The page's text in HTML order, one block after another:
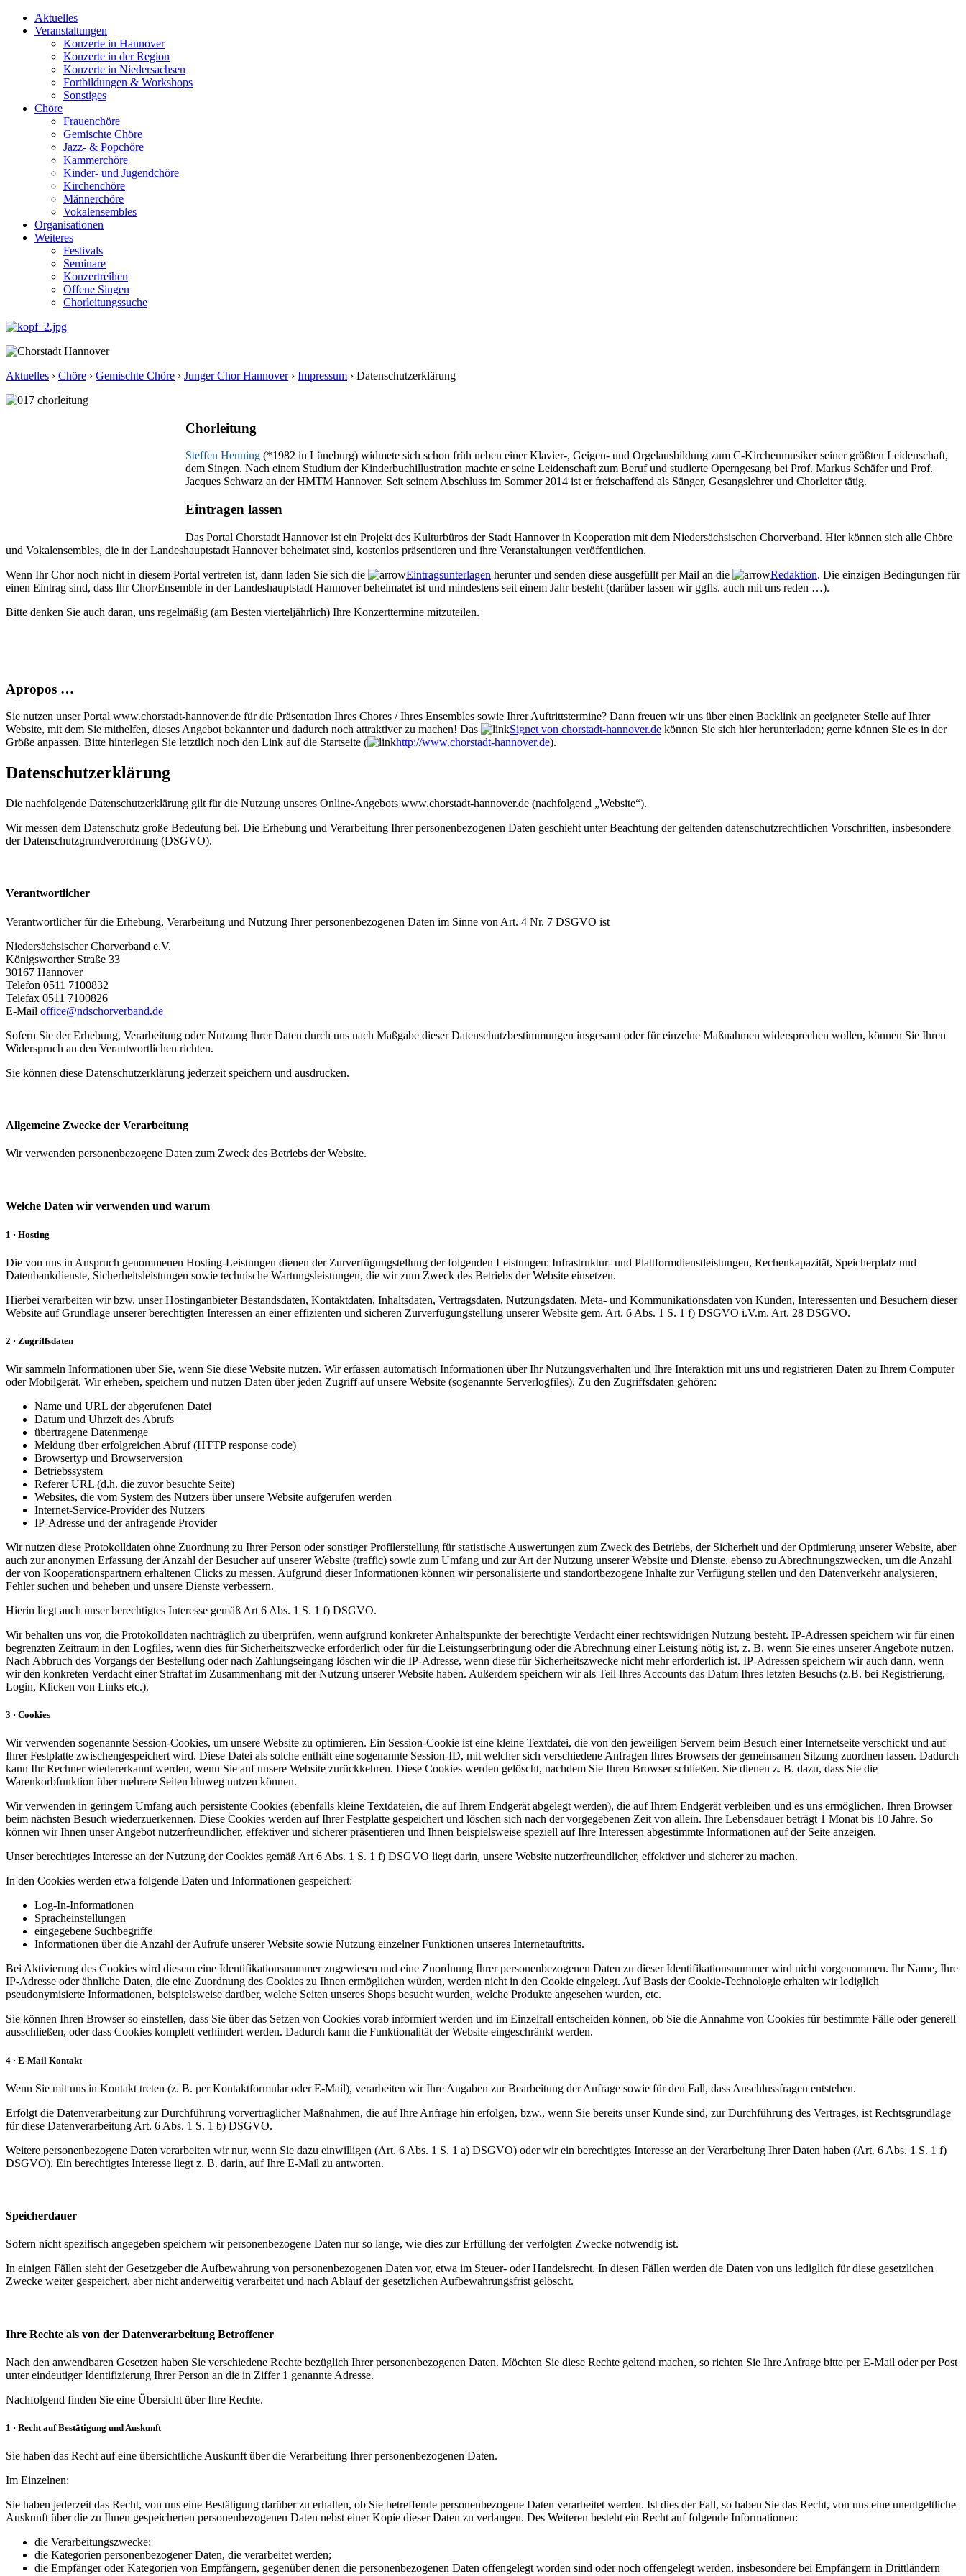
Aktuelles
Veranstaltungen
Konzerte in Hannover
Konzerte in der Region
Konzerte in Niedersachsen
Fortbildungen & Workshops
Sonstiges
Chöre
Frauenchöre
Gemischte Chöre
Jazz- & Popchöre
Kammerchöre
Kinder- und Jugendchöre
Kirchenchöre
Männerchöre
Vokalensembles
Organisationen
Weiteres
Festivals
Seminare
Konzertreihen
Offene Singen
Chorleitungssuche
Aktuelles › Chöre › Gemischte Chöre › Junger Chor Hannover› Impressum › Datenschutzerklärung
Chorleitung
Steffen Henning (*1982 in Lüneburg) widmete sich schon früh neben einer Klavier-, Geigen- und Orgelausbildung zum C-Kirchenmusiker seiner größten Leidenschaft,
dem Singen. Nach einem Studium der Kinderbuchillustration machte er seine Leidenschaft zum Beruf und studierte Operngesang bei Prof. Markus Schäfer und Prof.
Jacques Schwarz an der HMTM Hannover. Seit seinem Abschluss im Sommer 2014 ist er freischaffend als Sänger, Gesangslehrer und Chorleiter tätig.
Eintragen lassen
Das Portal Chorstadt Hannover ist ein Projekt des Kulturbüros der Stadt Hannover in Kooperation mit dem Niedersächsischen Chorverband. Hier können sich alle Chöre
und Vokalensembles, die in der Landeshauptstadt Hannover beheimatet sind, kostenlos präsentieren und ihre Veranstaltungen veröffentlichen.
Wenn Ihr Chor noch nicht in diesem Portal vertreten ist, dann laden Sie sich die
Eintragsunterlagen herunter und senden diese ausgefüllt per Mail an die Redaktion. Die einzigen Bedingungen für
einen Eintrag sind, dass Ihr Chor/Ensemble in der Landeshauptstadt Hannover beheimatet ist und mindestens seit einem Jahr besteht (darüber lassen wir ggfls. auch mit uns reden …).
Bitte denken Sie auch daran, uns regelmäßig (am Besten vierteljährlich) Ihre Konzerttermine mitzuteilen.
Apropos …
Sie nutzen unser Portal www.chorstadt-hannover.de für die Präsentation Ihres Chores / Ihres Ensembles sowie Ihrer Auftrittstermine? Dann freuen wir uns über einen Backlink an geeigneter Stelle auf Ihrer
Website, mit dem Sie mithelfen, dieses Angebot bekannter und dadurch noch attraktiver zu machen! Das
Signet von chorstadt-hannover.de können Sie sich hier herunterladen; gerne können Sie es in der
Größe anpassen. Bitte hinterlegen Sie letztlich noch den Link auf die Startseite (
http://www.chorstadt-hannover.de).
Datenschutzerklärung
Die nachfolgende Datenschutzerklärung gilt für die Nutzung unseres Online-Angebots www.chorstadt-hannover.de (nachfolgend „Website“).
Wir messen dem Datenschutz große Bedeutung bei. Die Erhebung und Verarbeitung Ihrer personenbezogenen Daten geschieht unter Beachtung der geltenden datenschutzrechtlichen Vorschriften, insbesondere
der Datenschutzgrundverordnung (DSGVO).
Verantwortlicher
Verantwortlicher für die Erhebung, Verarbeitung und Nutzung Ihrer personenbezogenen Daten im Sinne von Art. 4 Nr. 7 DSGVO ist
Niedersächsischer Chorverband e.V.
Königsworther Straße 33
30167 Hannover
Telefon 0511 7100832
Telefax 0511 7100826
E-Mail office@ndschorverband.de
Sofern Sie der Erhebung, Verarbeitung oder Nutzung Ihrer Daten durch uns nach Maßgabe dieser Datenschutzbestimmungen insgesamt oder für einzelne Maßnahmen widersprechen wollen, können Sie Ihren
Widerspruch an den Verantwortlichen richten.
Sie können diese Datenschutzerklärung jederzeit speichern und ausdrucken.
Allgemeine Zwecke der Verarbeitung
Wir verwenden personenbezogene Daten zum Zweck des Betriebs der Website.
Welche Daten wir verwenden und warum
1 · Hosting
Die von uns in Anspruch genommenen Hosting-Leistungen dienen der Zurverfügungstellung der folgenden Leistungen: Infrastruktur- und Plattformdienstleistungen, Rechenkapazität, Speicherplatz und
Datenbankdienste, Sicherheitsleistungen sowie technische Wartungsleistungen, die wir zum Zweck des Betriebs der Website einsetzen.
Hierbei verarbeiten wir bzw. unser Hostinganbieter Bestandsdaten, Kontaktdaten, Inhaltsdaten, Vertragsdaten, Nutzungsdaten, Meta- und Kommunikationsdaten von Kunden, Interessenten und Besuchern dieser
Website auf Grundlage unserer berechtigten Interessen an einer effizienten und sicheren Zurverfügungstellung unserer Website gem. Art. 6 Abs. 1 S. 1 f) DSGVO i.V.m. Art. 28 DSGVO.
2 · Zugriffsdaten
Wir sammeln Informationen über Sie, wenn Sie diese Website nutzen. Wir erfassen automatisch Informationen über Ihr Nutzungsverhalten und Ihre Interaktion mit uns und registrieren Daten zu Ihrem Computer
oder Mobilgerät. Wir erheben, speichern und nutzen Daten über jeden Zugriff auf unsere Website (sogenannte Serverlogfiles). Zu den Zugriffsdaten gehören:
Name und URL der abgerufenen Datei
Datum und Uhrzeit des Abrufs
übertragene Datenmenge
Meldung über erfolgreichen Abruf (HTTP response code)
Browsertyp und Browserversion
Betriebssystem
Referer URL (d.h. die zuvor besuchte Seite)
Websites, die vom System des Nutzers über unsere Website aufgerufen werden
Internet-Service-Provider des Nutzers
IP-Adresse und der anfragende Provider
Wir nutzen diese Protokolldaten ohne Zuordnung zu Ihrer Person oder sonstiger Profilerstellung für statistische Auswertungen zum Zweck des Betriebs, der Sicherheit und der Optimierung unserer Website, aber
auch zur anonymen Erfassung der Anzahl der Besucher auf unserer Website (traffic) sowie zum Umfang und zur Art der Nutzung unserer Website und Dienste, ebenso zu Abrechnungszwecken, um die Anzahl
der von Kooperationspartnern erhaltenen Clicks zu messen. Aufgrund dieser Informationen können wir personalisierte und standortbezogene Inhalte zur Verfügung stellen und den Datenverkehr analysieren,
Fehler suchen und beheben und unsere Dienste verbessern.
Hierin liegt auch unser berechtigtes Interesse gemäß Art 6 Abs. 1 S. 1 f) DSGVO.
Wir behalten uns vor, die Protokolldaten nachträglich zu überprüfen, wenn aufgrund konkreter Anhaltspunkte der berechtigte Verdacht einer rechtswidrigen Nutzung besteht. IP-Adressen speichern wir für einen
begrenzten Zeitraum in den Logfiles, wenn dies für Sicherheitszwecke erforderlich oder für die Leistungserbringung oder die Abrechnung einer Leistung nötig ist, z. B. wenn Sie eines unserer Angebote nutzen.
Nach Abbruch des Vorgangs der Bestellung oder nach Zahlungseingang löschen wir die IP-Adresse, wenn diese für Sicherheitszwecke nicht mehr erforderlich ist. IP-Adressen speichern wir auch dann, wenn
wir den konkreten Verdacht einer Straftat im Zusammenhang mit der Nutzung unserer Website haben. Außerdem speichern wir als Teil Ihres Accounts das Datum Ihres letzten Besuchs (z.B. bei Registrierung,
Login, Klicken von Links etc.).
3 · Cookies
Wir verwenden sogenannte Session-Cookies, um unsere Website zu optimieren. Ein Session-Cookie ist eine kleine Textdatei, die von den jeweiligen Servern beim Besuch einer Internetseite verschickt und auf
Ihrer Festplatte zwischengespeichert wird. Diese Datei als solche enthält eine sogenannte Session-ID, mit welcher sich verschiedene Anfragen Ihres Browsers der gemeinsamen Sitzung zuordnen lassen. Dadurch
kann Ihr Rechner wiedererkannt werden, wenn Sie auf unsere Website zurückkehren. Diese Cookies werden gelöscht, nachdem Sie Ihren Browser schließen. Sie dienen z. B. dazu, dass Sie die
Warenkorbfunktion über mehrere Seiten hinweg nutzen können.
Wir verwenden in geringem Umfang auch persistente Cookies (ebenfalls kleine Textdateien, die auf Ihrem Endgerät abgelegt werden), die auf Ihrem Endgerät verbleiben und es uns ermöglichen, Ihren Browser
beim nächsten Besuch wiederzuerkennen. Diese Cookies werden auf Ihrer Festplatte gespeichert und löschen sich nach der vorgegebenen Zeit von allein. Ihre Lebensdauer beträgt 1 Monat bis 10 Jahre. So
können wir Ihnen unser Angebot nutzerfreundlicher, effektiver und sicherer präsentieren und Ihnen beispielsweise speziell auf Ihre Interessen abgestimmte Informationen auf der Seite anzeigen.
Unser berechtigtes Interesse an der Nutzung der Cookies gemäß Art 6 Abs. 1 S. 1 f) DSGVO liegt darin, unsere Website nutzerfreundlicher, effektiver und sicherer zu machen.
In den Cookies werden etwa folgende Daten und Informationen gespeichert:
Log-In-Informationen
Spracheinstellungen
eingegebene Suchbegriffe
Informationen über die Anzahl der Aufrufe unserer Website sowie Nutzung einzelner Funktionen unseres Internetauftritts.
Bei Aktivierung des Cookies wird diesem eine Identifikationsnummer zugewiesen und eine Zuordnung Ihrer personenbezogenen Daten zu dieser Identifikationsnummer wird nicht vorgenommen. Ihr Name, Ihre
IP-Adresse oder ähnliche Daten, die eine Zuordnung des Cookies zu Ihnen ermöglichen würden, werden nicht in den Cookie eingelegt. Auf Basis der Cookie-Technologie erhalten wir lediglich
pseudonymisierte Informationen, beispielsweise darüber, welche Seiten unseres Shops besucht wurden, welche Produkte angesehen wurden, etc.
Sie können Ihren Browser so einstellen, dass Sie über das Setzen von Cookies vorab informiert werden und im Einzelfall entscheiden können, ob Sie die Annahme von Cookies für bestimmte Fälle oder generell
ausschließen, oder dass Cookies komplett verhindert werden. Dadurch kann die Funktionalität der Website eingeschränkt werden.
4 · E-Mail Kontakt
Wenn Sie mit uns in Kontakt treten (z. B. per Kontaktformular oder E-Mail), verarbeiten wir Ihre Angaben zur Bearbeitung der Anfrage sowie für den Fall, dass Anschlussfragen entstehen.
Erfolgt die Datenverarbeitung zur Durchführung vorvertraglicher Maßnahmen, die auf Ihre Anfrage hin erfolgen, bzw., wenn Sie bereits unser Kunde sind, zur Durchführung des Vertrages, ist Rechtsgrundlage
für diese Datenverarbeitung Art. 6 Abs. 1 S. 1 b) DSGVO.
Weitere personenbezogene Daten verarbeiten wir nur, wenn Sie dazu einwilligen (Art. 6 Abs. 1 S. 1 a) DSGVO) oder wir ein berechtigtes Interesse an der Verarbeitung Ihrer Daten haben (Art. 6 Abs. 1 S. 1 f)
DSGVO). Ein berechtigtes Interesse liegt z. B. darin, auf Ihre E-Mail zu antworten.
Speicherdauer
Sofern nicht spezifisch angegeben speichern wir personenbezogene Daten nur so lange, wie dies zur Erfüllung der verfolgten Zwecke notwendig ist.
In einigen Fällen sieht der Gesetzgeber die Aufbewahrung von personenbezogenen Daten vor, etwa im Steuer- oder Handelsrecht. In diesen Fällen werden die Daten von uns lediglich für diese gesetzlichen
Zwecke weiter gespeichert, aber nicht anderweitig verarbeitet und nach Ablauf der gesetzlichen Aufbewahrungsfrist gelöscht.
Ihre Rechte als von der Datenverarbeitung Betroffener
Nach den anwendbaren Gesetzen haben Sie verschiedene Rechte bezüglich Ihrer personenbezogenen Daten. Möchten Sie diese Rechte geltend machen, so richten Sie Ihre Anfrage bitte per E-Mail oder per Post
unter eindeutiger Identifizierung Ihrer Person an die in Ziffer 1 genannte Adresse.
Nachfolgend finden Sie eine Übersicht über Ihre Rechte.
1 · Recht auf Bestätigung und Auskunft
Sie haben das Recht auf eine übersichtliche Auskunft über die Verarbeitung Ihrer personenbezogenen Daten.
Im Einzelnen:
Sie haben jederzeit das Recht, von uns eine Bestätigung darüber zu erhalten, ob Sie betreffende personenbezogene Daten verarbeitet werden. Ist dies der Fall, so haben Sie das Recht, von uns eine unentgeltliche
Auskunft über die zu Ihnen gespeicherten personenbezogenen Daten nebst einer Kopie dieser Daten zu verlangen. Des Weiteren besteht ein Recht auf folgende Informationen:
die Verarbeitungszwecke;
die Kategorien personenbezogener Daten, die verarbeitet werden;
die Empfänger oder Kategorien von Empfängern, gegenüber denen die personenbezogenen Daten offengelegt worden sind oder noch offengelegt werden, insbesondere bei Empfängern in Drittländern